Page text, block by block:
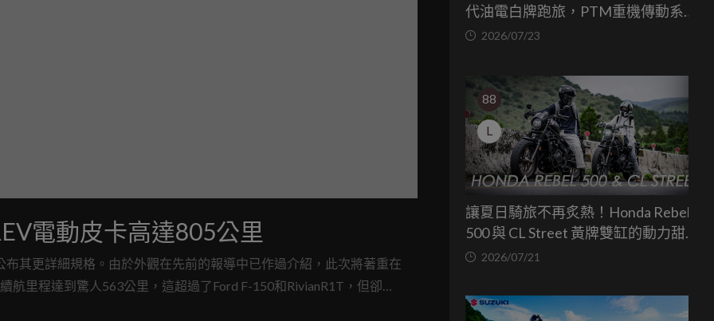
電動皮卡高達805公里
其更詳細規格。由於外觀在先前的報導中已作過介紹，此次將著重在
里程達到驚人563公里，這超過了Ford F-150和RivianR1T，但卻不
代油電白牌跑旅，PTM重機傳動系統
與8公斤減重的操控饗宴
2026/07/23
88
L
讓夏日騎旅不再炙熱！Honda Rebel
500 與 CL Street 黃牌雙缸的動力甜蜜
點 2026/07/21